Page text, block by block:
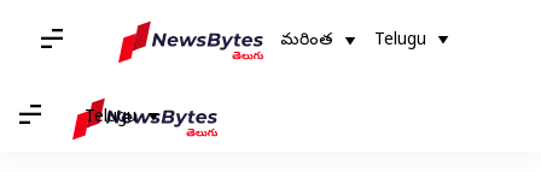
మరింత Telugu
Telugu